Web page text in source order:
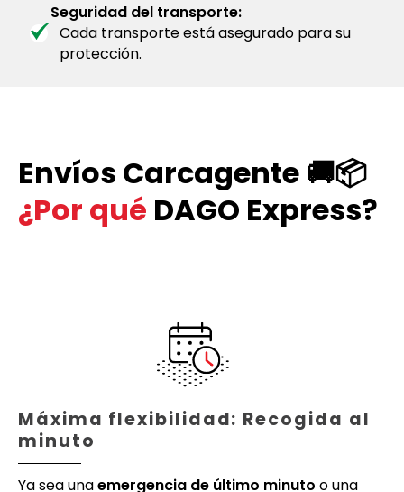
Seguridad del transporte:
Cada transporte está asegurado para su
protección.
Envíos Carcagente 🚚📦
¿Por qué DAGO Express?
Máxima flexibilidad: Recogida al
minuto
Ya sea unaemergencia de último minuto o una